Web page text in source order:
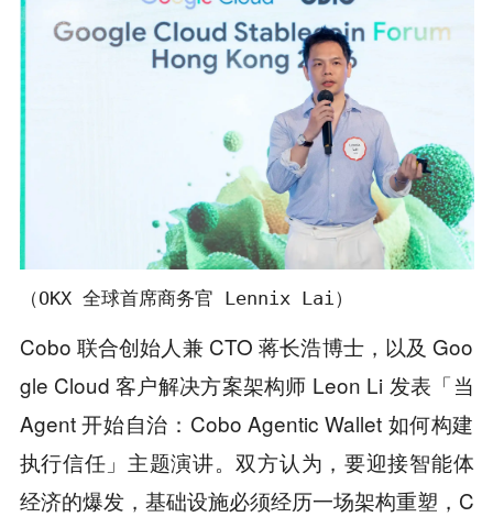
（OKX 全球首席商务官 Lennix Lai）
Cobo 联合创始人兼 CTO 蒋长浩博士，以及 Goo
gle Cloud 客户解决方案架构师 Leon Li 发表「当
Agent 开始自治：Cobo Agentic Wallet 如何构建
执行信任」主题演讲。双方认为，要迎接智能体
经济的爆发，基础设施必须经历一场架构重塑，C